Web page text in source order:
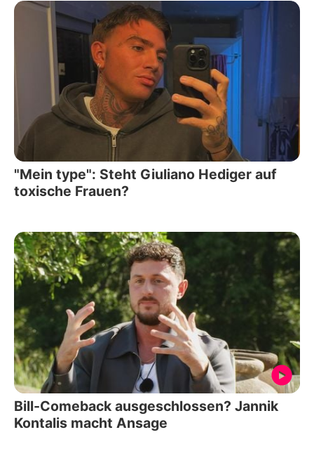
"Mein type": Steht Giuliano Hediger auf
toxische Frauen?
Bill-Comeback ausgeschlossen? Jannik
Kontalis macht Ansage